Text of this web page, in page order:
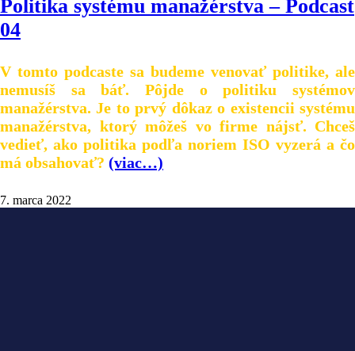
Politika systému manažérstva – Podcast
04
V tomto podcaste sa budeme venovať politike, ale
nemusíš sa báť. Pôjde o politiku systémov
manažérstva. Je to prvý dôkaz o existencii systému
manažérstva, ktorý môžeš vo firme nájsť. Chceš
vedieť, ako politika podľa noriem ISO vyzerá a čo
má obsahovať? (viac…)
7. marca 2022